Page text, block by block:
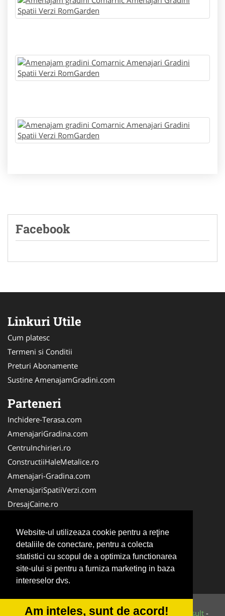
Website-ul utilizeaza cookie pentru a reţine
detaliile de conectare, pentru a colecta
statistici cu scopul de a optimiza functionarea
site-ului si pentru a furniza marketing in baza
intereselor dvs.
Am inteles, sunt de acord!
Facebook
Linkuri Utile
Cum platesc
Termeni si Conditii
Preturi Abonamente
Sustine AmenajamGradini.com
Parteneri
Inchidere-Terasa.com
AmenajariGradina.com
CentruInchirieri.ro
ConstructiiHaleMetalice.ro
Amenajari-Gradina.com
AmenajariSpatiiVerzi.com
DresajCaine.ro
Alpinist-Utilitar.com
CuratenieSpatiiComerciale.ro
IntretinereGradini.com
Service-Reparatii.com
© 2014-2026 Powered byVilonMedia&Tokaido Consult -